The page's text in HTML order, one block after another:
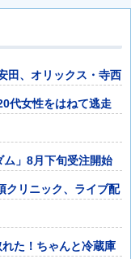
田、オリックス・寺西
代女性をはねて逃走
ム」8月下旬受注開始
クリニック、ライブ配
た！ちゃんと冷蔵庫